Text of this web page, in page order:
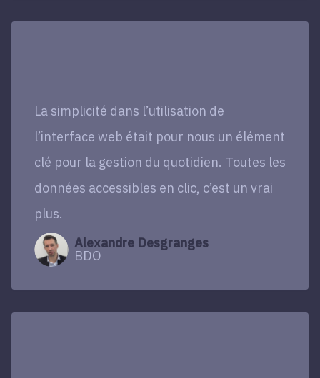
La simplicité dans l’utilisation de
l’interface web était pour nous un élément
clé pour la gestion du quotidien. Toutes les
données accessibles en clic, c’est un vrai
plus.
Alexandre Desgranges
BDO